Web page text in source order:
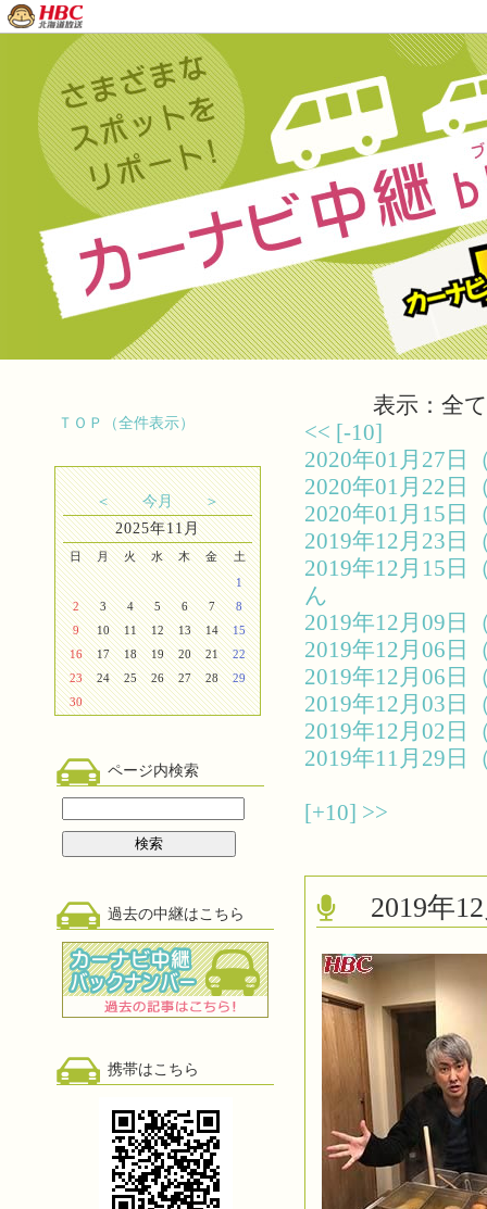
ＴＯＰ（全件表示）
＜ 今月
＞
2025年11月
日 月 火 水 木 金
土
1
2
3 4 5 6 7
8
9
10 11 12 13 14
15
16
17 18 19 20 21
22
23
24 25 26 27 28
29
30
ページ内検索
過去の中継はこちら
携帯はこちら
表示：全て
<< [-10]
2020年01月27
2020年01月22
2020年01月15
2019年12月23
2019年12月15
ん
2019年12月09
2019年12月06
2019年12月06
2019年12月03
2019年12月02
2019年11月29
[+10] >>
2019年